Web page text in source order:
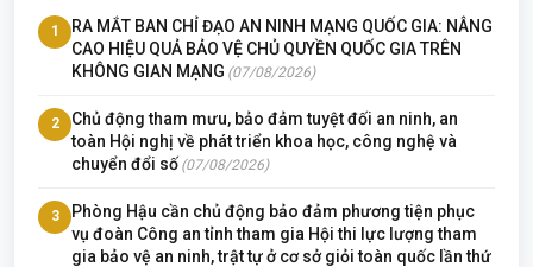
1
RA MẮT BAN CHỈ ĐẠO AN NINH MẠNG QUỐC GIA: NÂNG
CAO HIỆU QUẢ BẢO VỆ CHỦ QUYỀN QUỐC GIA TRÊN
KHÔNG GIAN MẠNG (07/08/2026)
2
Chủ động tham mưu, bảo đảm tuyệt đối an ninh, an
toàn Hội nghị về phát triển khoa học, công nghệ và
chuyển đổi số (07/08/2026)
3
Phòng Hậu cần chủ động bảo đảm phương tiện phục
vụ đoàn Công an tỉnh tham gia Hội thi lực lượng tham
gia bảo vệ an ninh, trật tự ở cơ sở giỏi toàn quốc lần thứ